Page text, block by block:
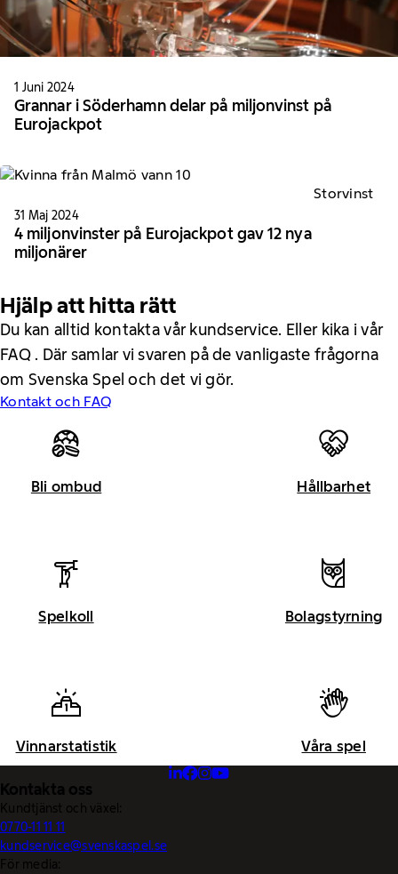
1 Juni 2024
Grannar i Söderhamn delar på miljonvinst på
Eurojackpot
Storvinst
31 Maj 2024
4 miljonvinster på Eurojackpot gav 12 nya
miljonärer
Hjälp att hitta rätt
Du kan alltid kontakta vår kundservice. Eller kika i vår
FAQ . Där samlar vi svaren på de vanligaste frågorna
om Svenska Spel och det vi gör.
Kontakt och FAQ
Bli ombud Hållbarhet
Spelkoll Bolagstyrning
Vinnarstatistik Våra spel
Kontakta oss
Kundtjänst och växel:
0770-11 11 11
kundservice@svenskaspel.se
För media: